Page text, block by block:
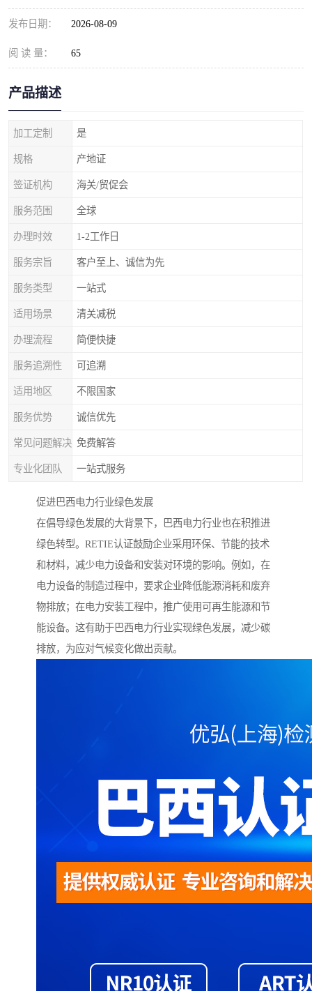
发布日期： 2026-08-09
阅 读 量： 65
产品描述
加工定制 是
规格 产地证
签证机构 海关/贸促会
服务范围 全球
办理时效 1-2工作日
服务宗旨 客户至上、诚信为先
服务类型 一站式
适用场景 清关减税
办理流程 简便快捷
服务追溯性 可追溯
适用地区 不限国家
服务优势 诚信优先
常见问题解决 免费解答
专业化团队 一站式服务
促进巴西电力行业绿色发展
在倡导绿色发展的大背景下，巴西电力行业也在积推进
绿色转型。RETIE认证鼓励企业采用环保、节能的技术
和材料，减少电力设备和安装对环境的影响。例如，在
电力设备的制造过程中，要求企业降低能源消耗和废弃
物排放；在电力安装工程中，推广使用可再生能源和节
能设备。这有助于巴西电力行业实现绿色发展，减少碳
排放，为应对气候变化做出贡献。